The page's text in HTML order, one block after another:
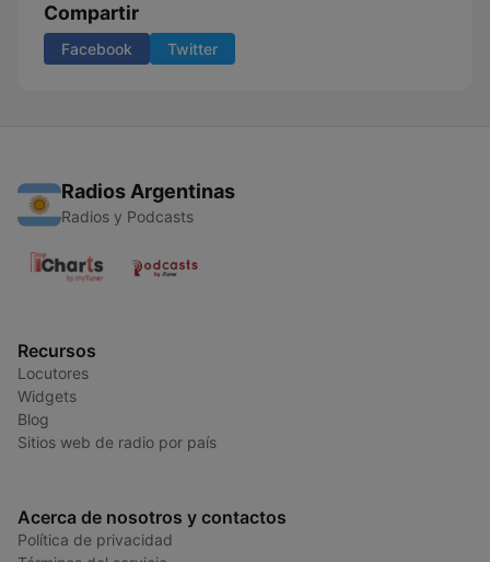
Compartir
Facebook Twitter
Radios Argentinas
Radios y Podcasts
Recursos
Locutores
Widgets
Blog
Sitios web de radio por país
Acerca de nosotros y contactos
Política de privacidad